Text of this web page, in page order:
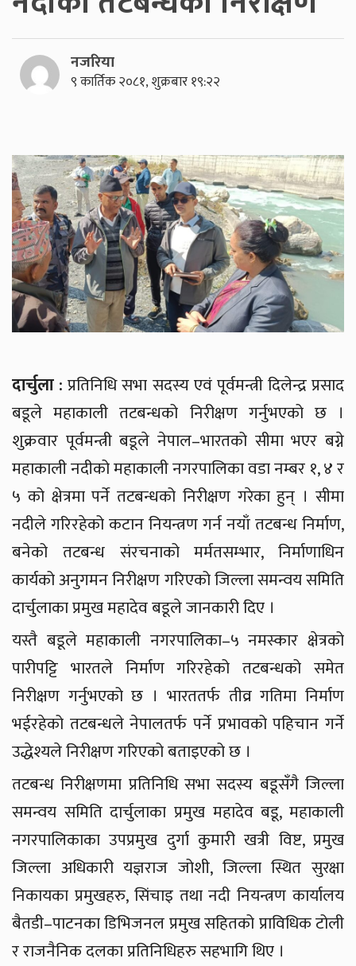
नजरिया
९ कार्तिक २०८१, शुक्रबार १९:२२
दार्चुला :प्रतिनिधि सभा सदस्य एवं पूर्वमन्त्री दिलेन्द्र प्रसाद
बडूले महाकाली तटबन्धको निरीक्षण गर्नुभएको छ ।
शुक्रवार पूर्वमन्त्री बडूले नेपाल–भारतको सीमा भएर बग्ने
महाकाली नदीको महाकाली नगरपालिका वडा नम्बर १, ४ र
५ को क्षेत्रमा पर्ने तटबन्धको निरीक्षण गरेका हुन् । सीमा
नदीले गरिरहेको कटान नियन्त्रण गर्न नयाँ तटबन्ध निर्माण,
बनेको तटबन्ध संरचनाको मर्मतसम्भार, निर्माणाधिन
कार्यको अनुगमन निरीक्षण गरिएको जिल्ला समन्वय समिति
दार्चुलाका प्रमुख महादेव बडूले जानकारी दिए ।
यस्तै बडूले महाकाली नगरपालिका–५ नमस्कार क्षेत्रको
पारीपट्टि भारतले निर्माण गरिरहेको तटबन्धको समेत
निरीक्षण गर्नुभएको छ । भारततर्फ तीव्र गतिमा निर्माण
भईरहेको तटबन्धले नेपालतर्फ पर्ने प्रभावको पहिचान गर्ने
उद्धेश्यले निरीक्षण गरिएको बताइएको छ ।
तटबन्ध निरीक्षणमा प्रतिनिधि सभा सदस्य बडूसँगै जिल्ला
समन्वय समिति दार्चुलाका प्रमुख महादेव बडू, महाकाली
नगरपालिकाका उपप्रमुख दुर्गा कुमारी खत्री विष्ट, प्रमुख
जिल्ला अधिकारी यज्ञराज जोशी, जिल्ला स्थित सुरक्षा
निकायका प्रमुखहरु, सिंचाइ तथा नदी नियन्त्रण कार्यालय
बैतडी–पाटनका डिभिजनल प्रमुख सहितको प्राविधिक टोली
र राजनैनिक दलका प्रतिनिधिहरु सहभागि थिए ।